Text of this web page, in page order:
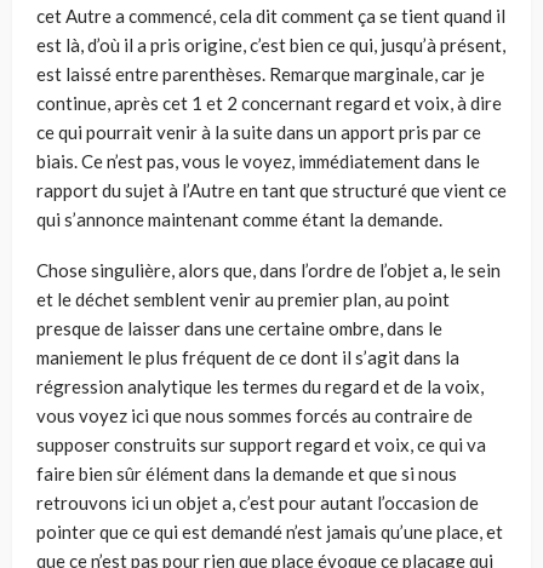
cet Autre a commencé, cela dit comment ça se tient quand il
est là, d’où il a pris origine, c’est bien ce qui, jusqu’à présent,
est laissé entre parenthèses. Remarque marginale, car je
continue, après cet 1 et 2 concernant regard et voix, à dire
ce qui pourrait venir à la suite dans un apport pris par ce
biais. Ce n’est pas, vous le voyez, immédiatement dans le
rapport du sujet à l’Autre en tant que structuré que vient ce
qui s’annonce maintenant comme étant la demande.
Chose singulière, alors que, dans l’ordre de l’objet a, le sein
et le déchet semblent venir au premier plan, au point
presque de laisser dans une certaine ombre, dans le
maniement le plus fréquent de ce dont il s’agit dans la
régression analytique les termes du regard et de la voix,
vous voyez ici que nous sommes forcés au contraire de
supposer construits sur support regard et voix, ce qui va
faire bien sûr élément dans la demande et que si nous
retrouvons ici un objet a, c’est pour autant l’occasion de
pointer que ce qui est demandé n’est jamais qu’une place, et
que ce n’est pas pour rien que place évoque ce placage qui